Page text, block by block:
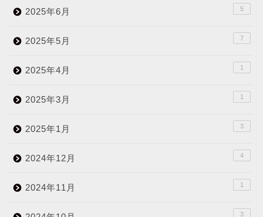
2025年6月 5
2025年5月 7
2025年4月 1
2025年3月 1
2025年1月 3
2024年12月 4
2024年11月 1
3